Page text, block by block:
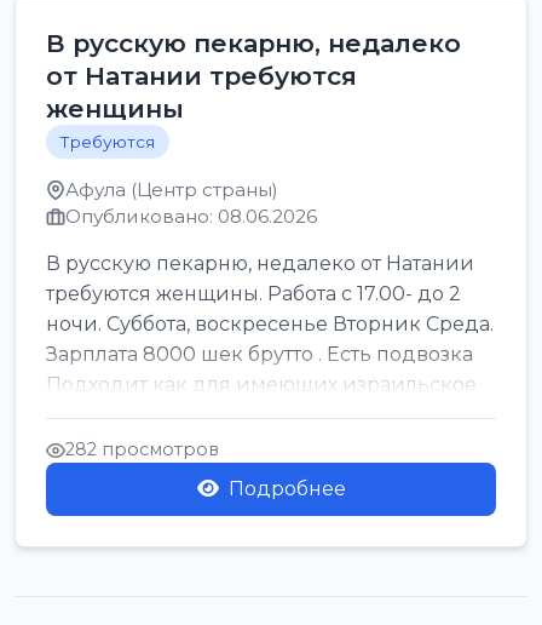
В русскую пекарню, недалеко
от Натании требуются
женщины
Требуются
Афула (Центр страны)
Опубликовано: 08.06.2026
В русскую пекарню, недалеко от Натании
требуются женщины. Работа с 17.00- до 2
ночи. Суббота, воскресенье Вторник Среда.
Зарплата 8000 шек брутто . Есть подвозка
Подходит как для имеющих израильское
г...
282 просмотров
Подробнее